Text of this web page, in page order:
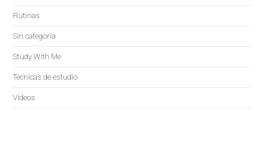
Rutinas
Sin categoría
Study With Me
Técnicas de estudio
Vídeos